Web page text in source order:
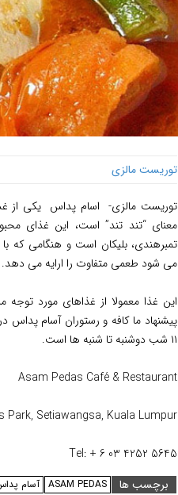
توریست مالزی
توریست مالزی- اسام پداس یکی از
معنای “تند تند” است، این غذای
می شود طعمی متفاوت را ارایه می دهد.
این غذا معمولا از غذاهای مورد
۱۱ شب دوشنبه تا شنبه ها است.
Asam Pedas Café & Restaurant
Park, Setiawangsa, Kuala Lumpur
Tel: + 6 03 4252 5645
برچسب ها
ASAM PEDAS آسام